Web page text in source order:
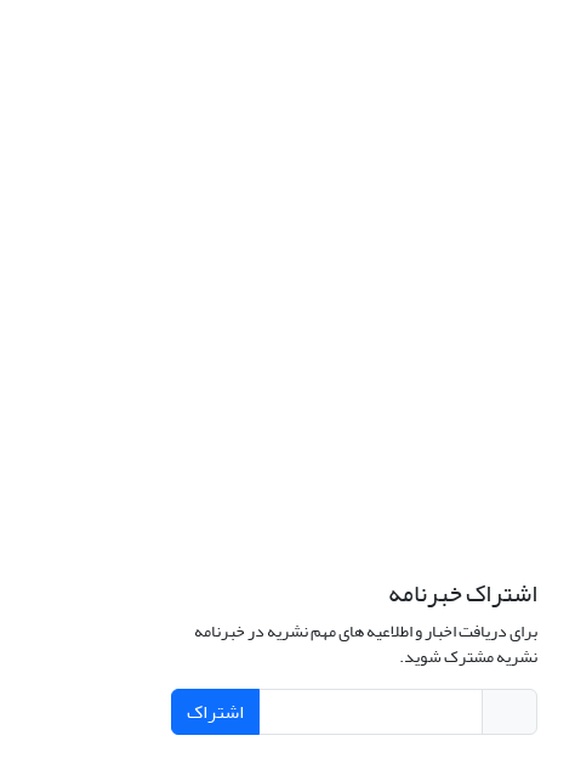
اشتراک خبرنامه
برای دریافت اخبار و اطلاعیه های مهم نشریه در خبرنامه
نشریه مشترک شوید.
اشتراک